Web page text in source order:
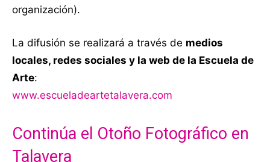
organización).
La difusión se realizará a través de medios
locales, redes sociales y la web de la Escuela de
Arte:
www.escueladeartetalavera.com
Continúa el Otoño Fotográfico en
Talavera